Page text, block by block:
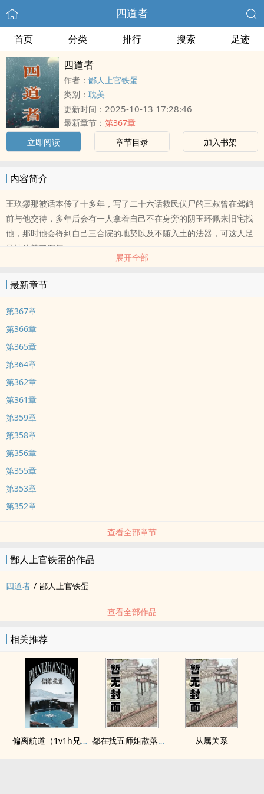
四道者
首页 分类 排行 搜索 足迹
四道者
作者： 鄙人上官铁蛋
类别： 耽美
更新时间： 2025-10-13 17:28:46
最新章节： 第367章
立即阅读
章节目录 加入书架
内容简介
王玖鏐那被话本传了十多年，写了二十六话救民伏尸的三叔曾在驾鹤
前与他交待，多年后会有一人拿着自己不在身旁的阴玉环佩来旧宅找
他，那时他会得到自己三合院的地契以及不随入土的法器，可这人足
足让他等了四年..
展开全部
最新章节
第367章
第366章
第365章
第364章
第362章
第361章
第359章
第358章
第356章
第355章
第353章
第352章
查看全部章节
鄙人上官铁蛋的作品
四道者 / 鄙人上官铁蛋
查看全部作品
相关推荐
偏离航道（1v1h兄妹骨科bg） 都在找五师姐散落的法宝 从属关系